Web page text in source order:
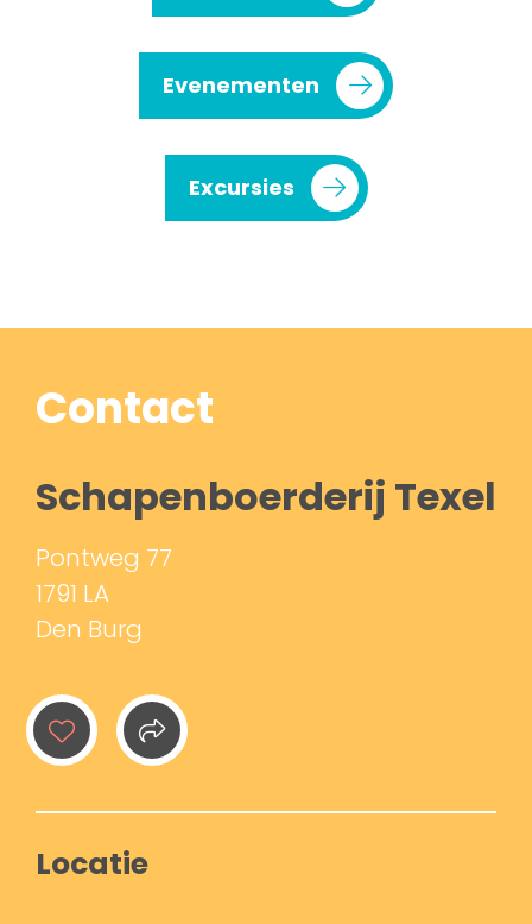
Evenementen
Excursies
Contact
Schapenboerderij Texel
Pontweg 77
1791 LA
Den Burg
Locatie